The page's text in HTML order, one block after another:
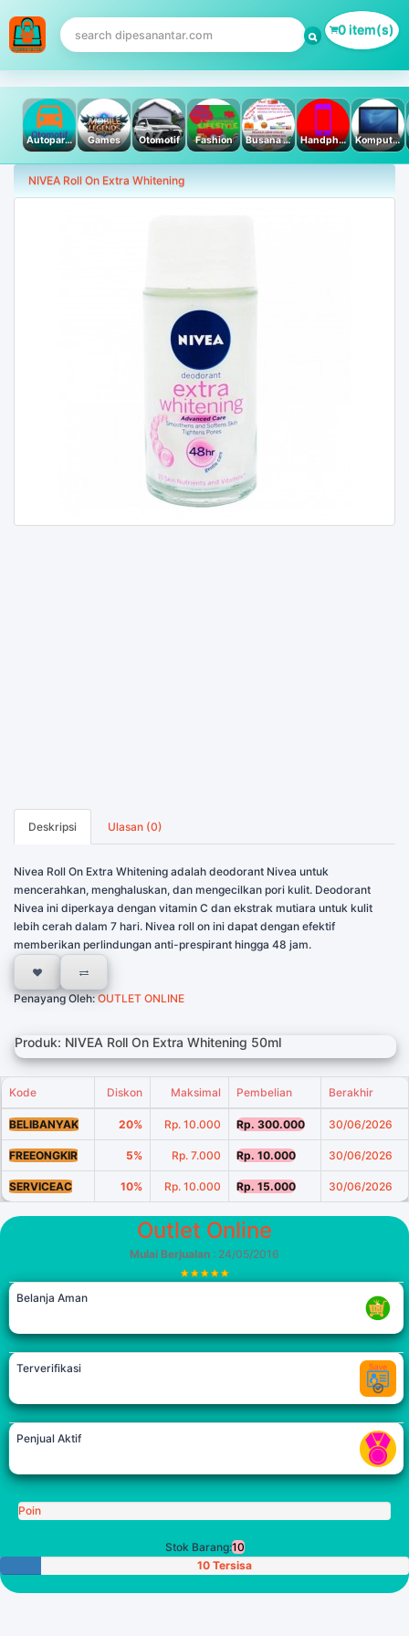
0 item(s)
Autoparts Games Otomotif Fashion Busana Muslim Handphone & Tablet Komputer PC & Laptop
NIVEA Roll On Extra Whitening
Deskripsi Ulasan (0)
Nivea Roll On Extra Whitening adalah deodorant Nivea untuk
mencerahkan, menghaluskan, dan mengecilkan pori kulit. Deodorant
Nivea ini diperkaya dengan vitamin C dan ekstrak mutiara untuk kulit
lebih cerah dalam 7 hari. Nivea roll on ini dapat dengan efektif
memberikan perlindungan anti-prespirant hingga 48 jam.
Penayang Oleh:OUTLET ONLINE
Produk: NIVEA Roll On Extra Whitening 50ml
Kode Diskon Maksimal Pembelian Berakhir
BELIBANYAK 20% Rp. 10.000 Rp. 300.000 30/06/2026
FREEONGKIR 5% Rp. 7.000 Rp. 10.000 30/06/2026
SERVICEAC 10% Rp. 10.000 Rp. 15.000 30/06/2026
Outlet Online
Mulai Berjualan : 24/05/2016
Belanja Aman
Terverifikasi
Penjual Aktif
Poin
Stok Barang:10
10 Tersisa